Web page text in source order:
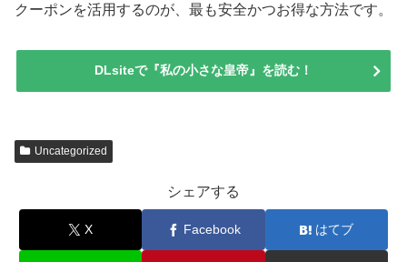
クーポンを活用するのが、最も安全かつお得な方法です。
DLsiteで『私の小さな皇帝』を読む！
Uncategorized
シェアする
X Facebook はてブ